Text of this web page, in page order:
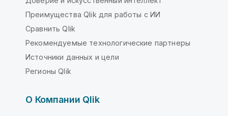
Преимущества Qlik для работы с ИИ
Сравнить Qlik
Рекомендуемые технологические партнеры
Источники данных и цели
Регионы Qlik
О Компании Qlik